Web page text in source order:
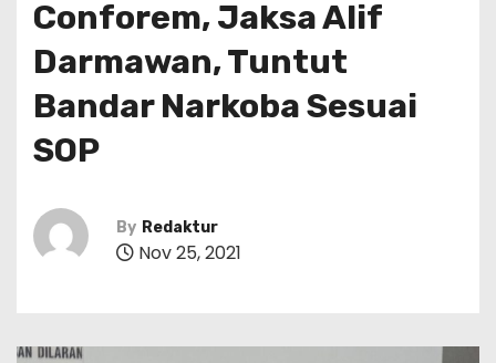
Conforem, Jaksa Alif
Darmawan, Tuntut
Bandar Narkoba Sesuai
SOP
By Redaktur
Nov 25, 2021